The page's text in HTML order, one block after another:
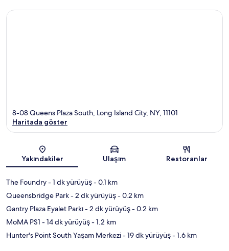
Harita
8-08 Queens Plaza South, Long Island City, NY, 11101
Haritada göster
Yakındakiler Ulaşım Restoranlar
The Foundry- 1 dk yürüyüş- 0.1 km
Queensbridge Park- 2 dk yürüyüş- 0.2 km
Gantry Plaza Eyalet Parkı- 2 dk yürüyüş- 0.2 km
MoMA PS1 - 14 dk yürüyüş- 1.2 km
Hunter's Point South Yaşam Merkezi- 19 dk yürüyüş- 1.6 km